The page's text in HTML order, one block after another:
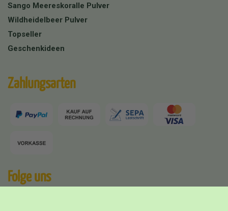
Sango Meereskoralle Pulver
Wildheidelbeer Pulver
Topseller
Geschenkideen
Zahlungsarten
Folge uns